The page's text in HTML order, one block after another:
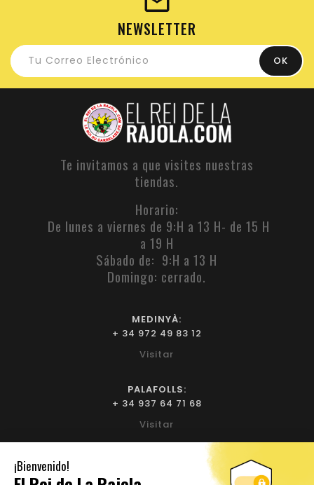
NEWSLETTER
Te invitamos a que visites nuestras
tiendas.
Horario:
De lunes a viernes de 9:H a 13 H- de 15 H
a 19 H
Sábado de: 9:H a 13 H
Domingo: cerrado.
MEDINYÀ:
+ 34 972 49 83 12
Visitar
PALAFOLLS:
+ 34 937 64 71 68
Visitar